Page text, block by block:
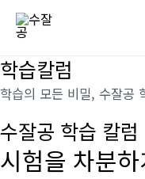
츠
건
너
뛰
학습칼럼
학습의 모든 비밀, 수잘공
수잘공 학습 칼럼
시험을 차분